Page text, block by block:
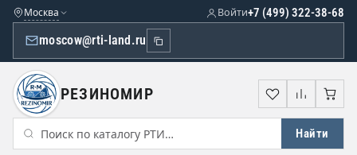
Москва
moscow@rti-land.ru
+7 (499) 322-38-68
Войти
РЕЗИНОМИР
Найти
Избранное